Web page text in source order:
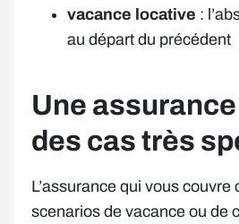
vacance locative :
au départ du précédent
Une
des cas très
L’assurance qui vous couvre
scenarios de vacance ou de